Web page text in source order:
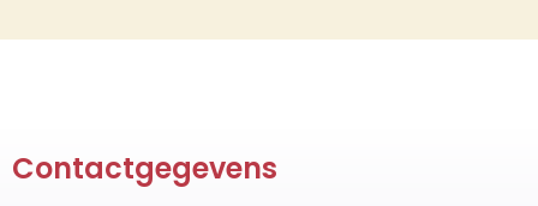
Contactgegevens